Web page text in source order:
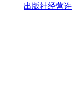
出版社经营